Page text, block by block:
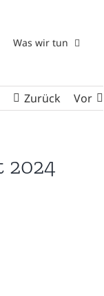
Was wir tun
Zurück Vor
2024